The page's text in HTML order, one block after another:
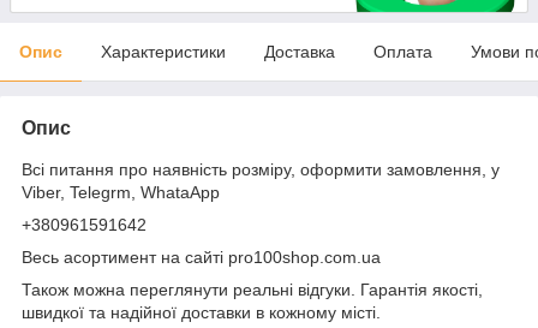
Опис Характеристики Доставка Оплата Умови
Опис
Всі питання про наявність розміру, оформити замовлення, у
Viber, Telegrm, WhataApp
+380961591642
Весь асортимент на сайті pro100shop.com.ua
Також можна переглянути реальні відгуки. Гарантія якості,
швидкої та надійної доставки в кожному місті.